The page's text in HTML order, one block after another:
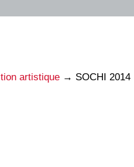
artistique → SOCHI 2014